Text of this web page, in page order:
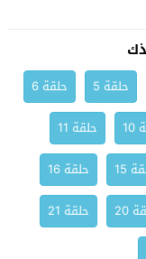
حلقة 5
حلقة 6
حلقة 11
15
حلقة 16
20
حلقة 21